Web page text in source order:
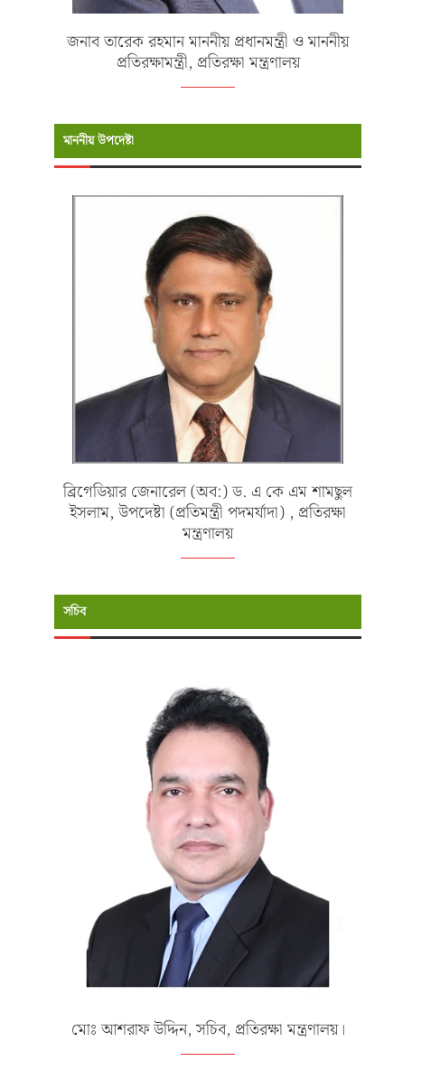
জনাব তারেক রহমান মাননীয় প্রধানমন্ত্রী ও মাননীয়
প্রতিরক্ষামন্ত্রী, প্রতিরক্ষা মন্ত্রণালয়
মাননীয় উপদেষ্টা
ব্রিগেডিয়ার জেনারেল (অব:) ড. এ কে এম শামছুল
ইসলাম, উপদেষ্টা (প্রতিমন্ত্রী পদমর্যাদা) , প্রতিরক্ষা
মন্ত্রণালয়
সচিব
মোঃ আশরাফ উদ্দিন, সচিব, প্রতিরক্ষা মন্ত্রণালয়।